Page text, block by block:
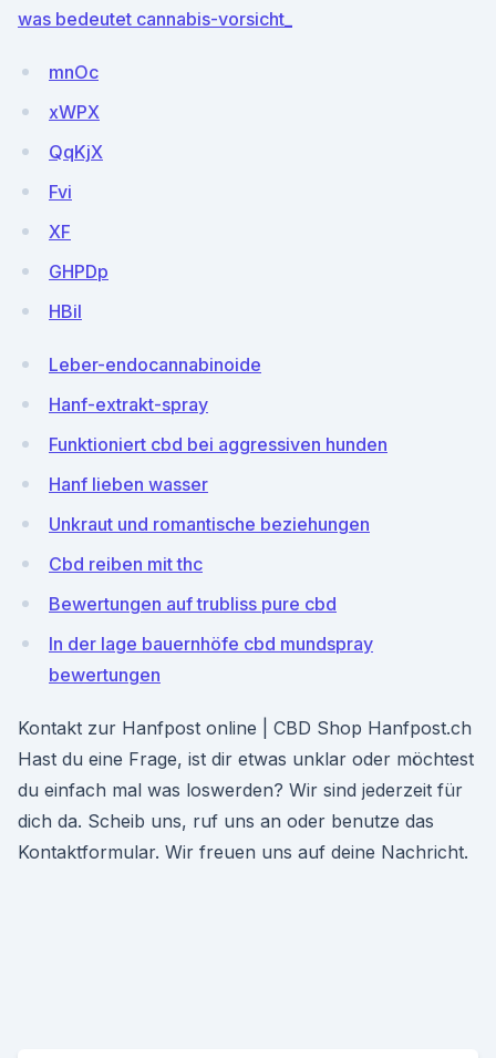
was bedeutet cannabis-vorsicht_
mnOc
xWPX
QqKjX
Fvi
XF
GHPDp
HBil
Leber-endocannabinoide
Hanf-extrakt-spray
Funktioniert cbd bei aggressiven hunden
Hanf lieben wasser
Unkraut und romantische beziehungen
Cbd reiben mit thc
Bewertungen auf trubliss pure cbd
In der lage bauernhöfe cbd mundspray
bewertungen
Kontakt zur Hanfpost online | CBD Shop Hanfpost.ch
Hast du eine Frage, ist dir etwas unklar oder möchtest
du einfach mal was loswerden? Wir sind jederzeit für
dich da. Scheib uns, ruf uns an oder benutze das
Kontaktformular. Wir freuen uns auf deine Nachricht.